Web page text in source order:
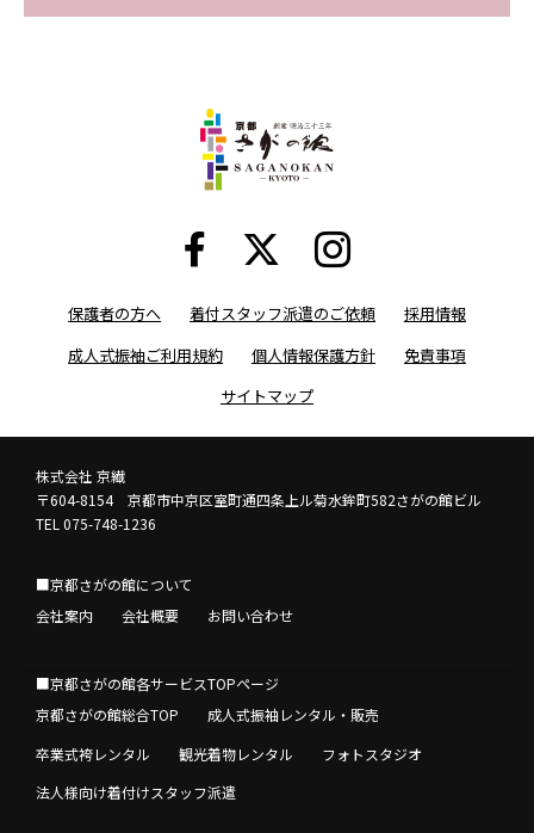
保護者の方へ 着付スタッフ派遣のご依頼
採用情報
成人式振袖ご利用規約
個人情報保護方針
免責事項
サイトマップ
株式会社 京繊
〒604-8154 京都市中京区室町通四条上ル菊水鉾町582さがの館ビル
TEL 075-748-1236
■京都さがの館について
会社案内
会社概要 お問い合わせ
■京都さがの館各サービスTOPページ
京都さがの館総合TOP
成人式振袖レンタル・販売
卒業式袴レンタル
観光着物レンタル
フォトスタジオ
法人様向け着付けスタッフ派遣